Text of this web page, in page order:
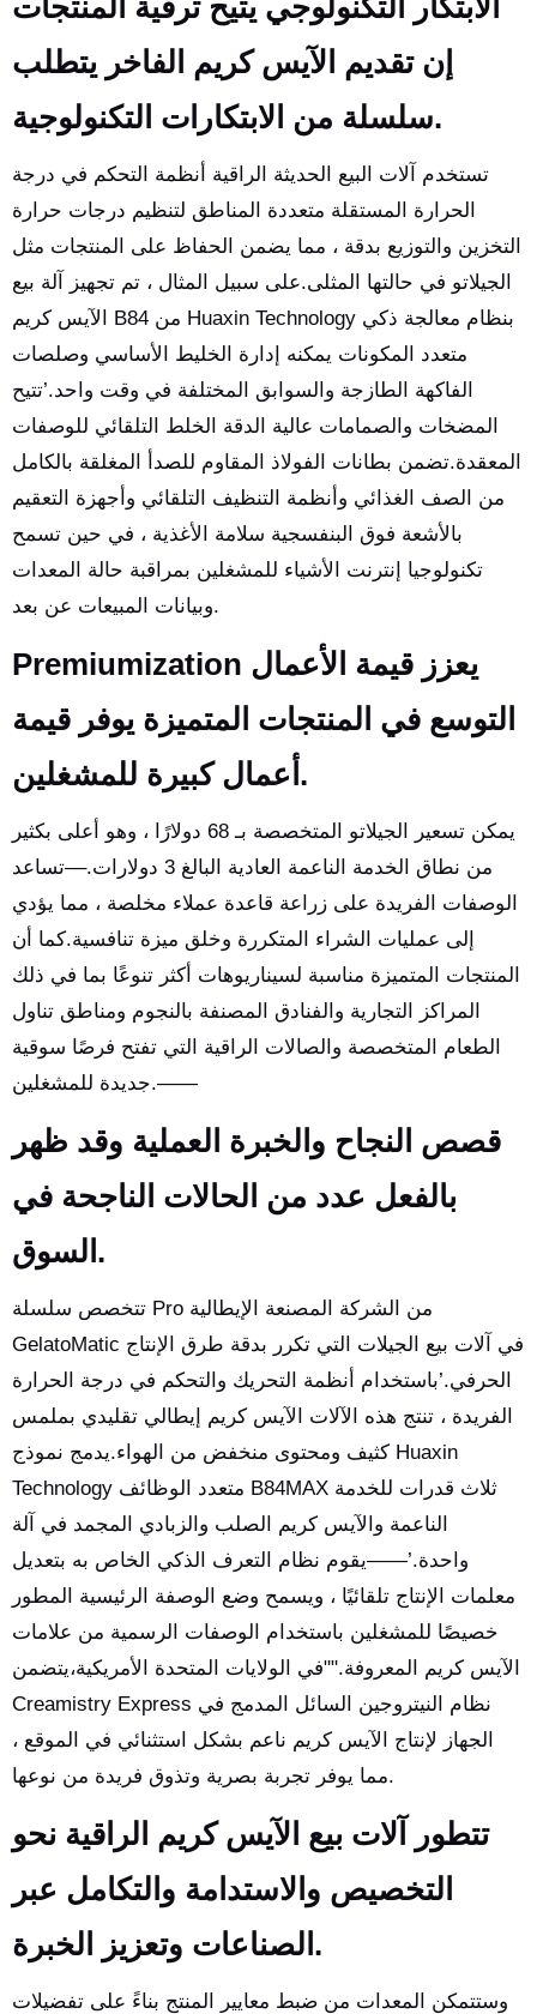
الابتكار التكنولوجي يتيح ترقية المنتجات
إن تقديم الآيس كريم الفاخر يتطلب
سلسلة من الابتكارات التكنولوجية.
تستخدم آلات البيع الحديثة الراقية أنظمة التحكم في درجة
الحرارة المستقلة متعددة المناطق لتنظيم درجات حرارة
التخزين والتوزيع بدقة ، مما يضمن الحفاظ على المنتجات مثل
الجيلاتو في حالتها المثلى.على سبيل المثال ، تم تجهيز آلة بيع
الآيس كريم B84 من Huaxin Technology بنظام معالجة ذكي
متعدد المكونات يمكنه إدارة الخليط الأساسي وصلصات
الفاكهة الطازجة والسوابق المختلفة في وقت واحد.’تتيح
المضخات والصمامات عالية الدقة الخلط التلقائي للوصفات
المعقدة.تضمن بطانات الفولاذ المقاوم للصدأ المغلقة بالكامل
من الصف الغذائي وأنظمة التنظيف التلقائي وأجهزة التعقيم
بالأشعة فوق البنفسجية سلامة الأغذية ، في حين تسمح
تكنولوجيا إنترنت الأشياء للمشغلين بمراقبة حالة المعدات
وبيانات المبيعات عن بعد.
Premiumization يعزز قيمة الأعمال
التوسع في المنتجات المتميزة يوفر قيمة
أعمال كبيرة للمشغلين.
يمكن تسعير الجيلاتو المتخصصة بـ 68 دولارًا ، وهو أعلى بكثير
من نطاق الخدمة الناعمة العادية البالغ 3 دولارات.––تساعد
الوصفات الفريدة على زراعة قاعدة عملاء مخلصة ، مما يؤدي
إلى عمليات الشراء المتكررة وخلق ميزة تنافسية.كما أن
المنتجات المتميزة مناسبة لسيناريوهات أكثر تنوعًا بما في ذلك
المراكز التجارية والفنادق المصنفة بالنجوم ومناطق تناول
الطعام المتخصصة والصالات الراقية التي تفتح فرصًا سوقية
جديدة للمشغلين.——
قصص النجاح والخبرة العملية وقد ظهر
بالفعل عدد من الحالات الناجحة في
السوق.
تتخصص سلسلة Pro من الشركة المصنعة الإيطالية
GelatoMatic في آلات بيع الجيلات التي تكرر بدقة طرق الإنتاج
الحرفي.’باستخدام أنظمة التحريك والتحكم في درجة الحرارة
الفريدة ، تنتج هذه الآلات الآيس كريم إيطالي تقليدي بملمس
كثيف ومحتوى منخفض من الهواء.يدمج نموذج Huaxin
Technology متعدد الوظائف B84MAX ثلاث قدرات للخدمة
الناعمة والآيس كريم الصلب والزبادي المجمد في آلة
واحدة.’——يقوم نظام التعرف الذكي الخاص به بتعديل
معلمات الإنتاج تلقائيًا ، ويسمح وضع الوصفة الرئيسية المطور
خصيصًا للمشغلين باستخدام الوصفات الرسمية من علامات
الآيس كريم المعروفة.""في الولايات المتحدة الأمريكية،يتضمن
Creamistry Express نظام النيتروجين السائل المدمج في
الجهاز لإنتاج الآيس كريم ناعم بشكل استثنائي في الموقع ،
مما يوفر تجربة بصرية وتذوق فريدة من نوعها.
تتطور آلات بيع الآيس كريم الراقية نحو
التخصيص والاستدامة والتكامل عبر
الصناعات وتعزيز الخبرة.
وستتمكن المعدات من ضبط معايير المنتج بناءً على تفضيلات